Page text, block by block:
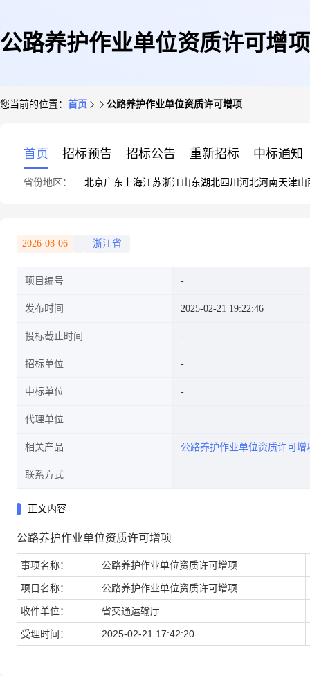
公路养护作业单位资质许可增项
您当前的位置： 首页 公路养护作业单位资质许可增项
首页 招标预告 招标公告 重新招标 中标通知
省份地区： 北京广东 上海江苏浙江山东湖北四川 河北河南天津山
2026-08-06 浙江省
项目编号
发布时间 2025-02-21 19:22:46
投标截止时间
招标单位
中标单位
代理单位
相关产品 公路养护作业单位资质许可增
联系方式
正文内容
公路养护作业单位资质许可增项
事项名称： 公路养护作业单位资质许可增项
项目名称： 公路养护作业单位资质许可增项
收件单位： 省交通运输厅
受理时间： 2025-02-21 17:42:20